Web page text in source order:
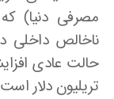
مصرفی دنیا)
تریلیون دلار است